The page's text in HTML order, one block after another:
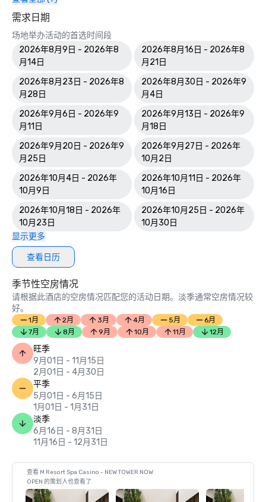
需求日期
场地举办活动的首选时间段
2026年8月9日 - 2026年8
月14日
2026年8月16日 - 2026年8
月21日
2026年8月23日 - 2026年8
月28日
2026年8月30日 - 2026年9
月4日
2026年9月6日 - 2026年9
月11日
2026年9月13日 - 2026年9
月18日
2026年9月20日 - 2026年9
月25日
2026年9月27日 - 2026年
10月2日
2026年10月4日 - 2026年
10月9日
2026年10月11日 - 2026年
10月16日
2026年10月18日 - 2026年
10月23日
2026年10月25日 - 2026年
10月30日
显示更多
查看日历
季节性空房情况
请根据此酒店的空房情况匹配您的活动日期。淡季通常空房情况较
好。
1月 2月 3月 4月 5月
6月
7月
8月 9月 10月 11月 12月
旺季
9月01日 - 11月15日
2月01日 - 4月30日
平季
5月01日 - 6月15日
1月01日 - 1月31日
淡季
6月16日 - 8月31日
11月16日 - 12月31日
查看 M Resort Spa Casino - NEW TOWER NOW
OPEN 的策划人也查看了